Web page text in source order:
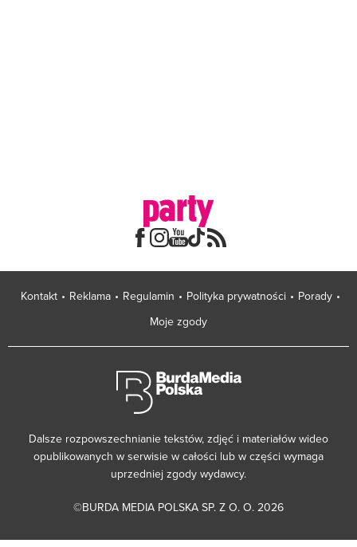
Kontakt Reklama Regulamin Polityka prywatności
Porady
Moje zgody
Dalsze rozpowszechnianie tekstów, zdjęć i materiałów wideo
opublikowanych w serwisie w całości lub w części wymaga
uprzedniej zgody wydawcy.
©BURDA MEDIA POLSKA SP. Z O. O. 2026